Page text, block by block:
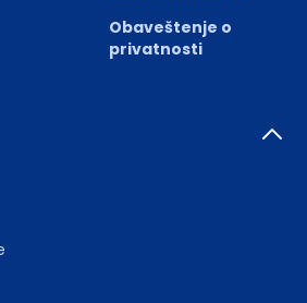
Obaveštenje o
privatnosti